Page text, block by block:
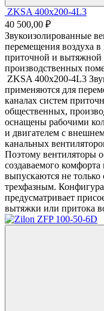
ZKSA 400х200-4L3
40 500,00 ₽
Звукоизолированные
перемещения воздуха
приточной и
производственных
ZKSA 400х200-4L3
применяются для
каналах систем
общественных,
оснащены рабочими
и двигателем с
канальных
Поэтому вентиляторы
создаваемого
выпускаются не
трехфазным.
предусматривает
вытяжки или притока